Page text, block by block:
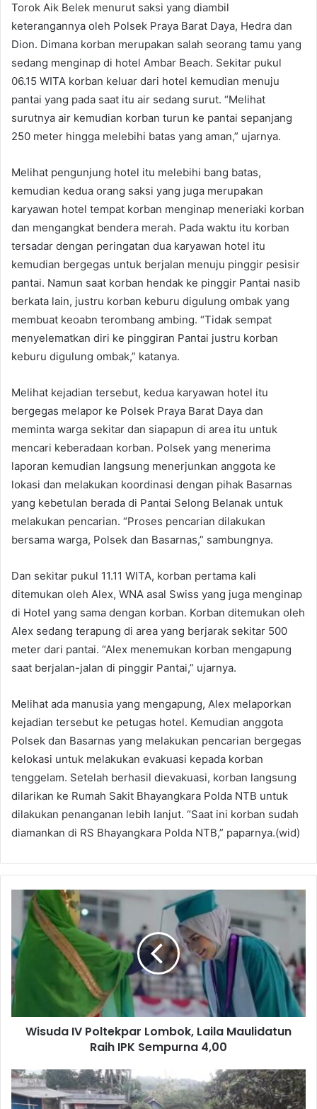
Torok Aik Belek menurut saksi yang diambil
keterangannya oleh Polsek Praya Barat Daya, Hedra dan
Dion. Dimana korban merupakan salah seorang tamu yang
sedang menginap di hotel Ambar Beach. Sekitar pukul
06.15 WITA korban keluar dari hotel kemudian menuju
pantai yang pada saat itu air sedang surut. “Melihat
surutnya air kemudian korban turun ke pantai sepanjang
250 meter hingga melebihi batas yang aman,” ujarnya.
Melihat pengunjung hotel itu melebihi bang batas,
kemudian kedua orang saksi yang juga merupakan
karyawan hotel tempat korban menginap meneriaki korban
dan mengangkat bendera merah. Pada waktu itu korban
tersadar dengan peringatan dua karyawan hotel itu
kemudian bergegas untuk berjalan menuju pinggir pesisir
pantai. Namun saat korban hendak ke pinggir Pantai nasib
berkata lain, justru korban keburu digulung ombak yang
membuat keoabn terombang ambing. “Tidak sempat
menyelematkan diri ke pinggiran Pantai justru korban
keburu digulung ombak,” katanya.
Melihat kejadian tersebut, kedua karyawan hotel itu
bergegas melapor ke Polsek Praya Barat Daya dan
meminta warga sekitar dan siapapun di area itu untuk
mencari keberadaan korban. Polsek yang menerima
laporan kemudian langsung menerjunkan anggota ke
lokasi dan melakukan koordinasi dengan pihak Basarnas
yang kebetulan berada di Pantai Selong Belanak untuk
melakukan pencarian. “Proses pencarian dilakukan
bersama warga, Polsek dan Basarnas,” sambungnya.
Dan sekitar pukul 11.11 WITA, korban pertama kali
ditemukan oleh Alex, WNA asal Swiss yang juga menginap
di Hotel yang sama dengan korban. Korban ditemukan oleh
Alex sedang terapung di area yang berjarak sekitar 500
meter dari pantai. “Alex menemukan korban mengapung
saat berjalan-jalan di pinggir Pantai,” ujarnya.
Melihat ada manusia yang mengapung, Alex melaporkan
kejadian tersebut ke petugas hotel. Kemudian anggota
Polsek dan Basarnas yang melakukan pencarian bergegas
kelokasi untuk melakukan evakuasi kepada korban
tenggelam. Setelah berhasil dievakuasi, korban langsung
dilarikan ke Rumah Sakit Bhayangkara Polda NTB untuk
dilakukan penanganan lebih lanjut. “Saat ini korban sudah
diamankan di RS Bhayangkara Polda NTB,” paparnya.(wid)
Wisuda IV Poltekpar Lombok, Laila Maulidatun
Raih IPK Sempurna 4,00